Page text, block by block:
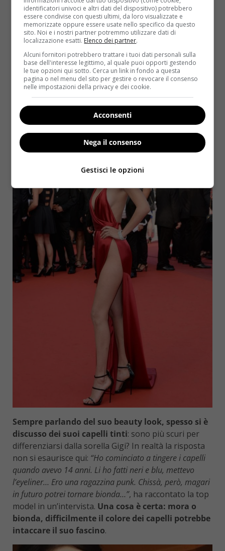
Sempre parlando del suo beauty look, spesso si è
discusso dei suoi capelli tinti: sono più scuri per
differenziarsi dalla sorella Gigi? In realtà la risposta
non si esaurisce qui: “Ho cominciato a tingere i capelli
quando avevo 14 anni. Li ho fatti neri e blu, mettevo
l’eyeliner… Ero una ragazzina punk. Chissà, però, magari
in futuro potrei tornare bionda…”, ha raccontato la top
model in un’intervista. Una cosa è certa: mora o
bionda, difficilmente il colore dei capelli potrebbe
intaccare il suo fascino.
identificatori univoci e altri dati del dispositivo) potrebbero
essere condivise con questi ultimi, da loro visualizzate e
memorizzate oppure essere usate nello specifico da questo
sito. Noi e i nostri partner potremmo utilizzare dati di
localizzazione esatti. Elenco dei partner.
Alcuni fornitori potrebbero trattare i tuoi dati personali sulla
base dell'interesse legittimo, al quale puoi opporti gestendo
le tue opzioni qui sotto. Cerca un link in fondo a questa
pagina o nel menu del sito per gestire o revocare il consenso
nelle impostazioni della privacy e dei cookie.
Acconsenti
Nega il consenso
Gestisci le opzioni